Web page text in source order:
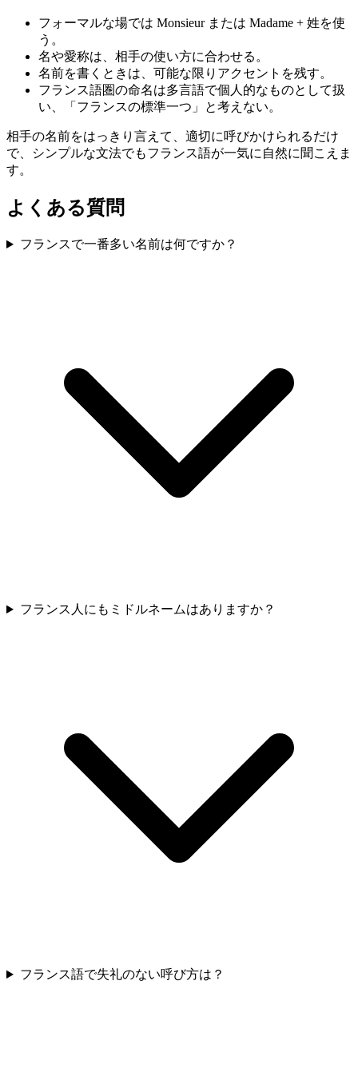
フォーマルな場では Monsieur または Madame + 姓を使
う。
名や愛称は、相手の使い方に合わせる。
名前を書くときは、可能な限りアクセントを残す。
フランス語圏の命名は多言語で個人的なものとして扱
い、「フランスの標準一つ」と考えない。
相手の名前をはっきり言えて、適切に呼びかけられるだけ
で、シンプルな文法でもフランス語が一気に自然に聞こえま
す。
よくある質問
フランスで一番多い名前は何ですか？
フランス人にもミドルネームはありますか？
フランス語で失礼のない呼び方は？